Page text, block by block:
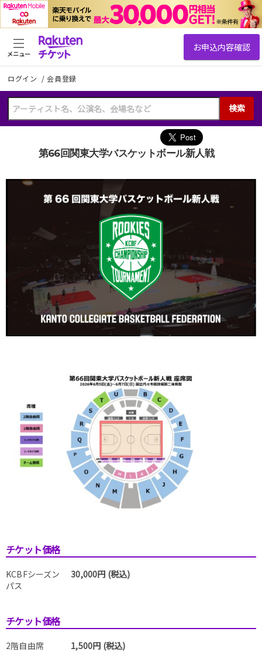
ログイン /会員登録
検索
メニュー
第66回関東大学バスケットボール新人戦
チケット価格
KCBFシーズン
パス
30,000円 (税込)
チケット価格
2階自由席
1,500円 (税込)